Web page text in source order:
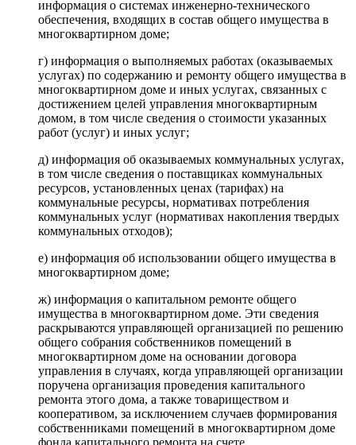
информация о системах инженерно-технического
обеспечения, входящих в состав общего имущества в
многоквартирном доме;
г) информация о выполняемых работах (оказываемых
услугах) по содержанию и ремонту общего имущества в
многоквартирном доме и иных услугах, связанных с
достижением целей управления многоквартирным
домом, в том числе сведения о стоимости указанных
работ (услуг) и иных услуг;
д) информация об оказываемых коммунальных услугах,
в том числе сведения о поставщиках коммунальных
ресурсов, установленных ценах (тарифах) на
коммунальные ресурсы, нормативах потребления
коммунальных услуг (нормативах накопления твердых
коммунальных отходов);
е) информация об использовании общего имущества в
многоквартирном доме;
ж) информация о капитальном ремонте общего
имущества в многоквартирном доме. Эти сведения
раскрываются управляющей организацией по решению
общего собрания собственников помещений в
многоквартирном доме на основании договора
управления в случаях, когда управляющей организации
поручена организация проведения капитального
ремонта этого дома, а также товариществом и
кооперативом, за исключением случаев формирования
собственниками помещений в многоквартирном доме
фонда капитального ремонта на счете